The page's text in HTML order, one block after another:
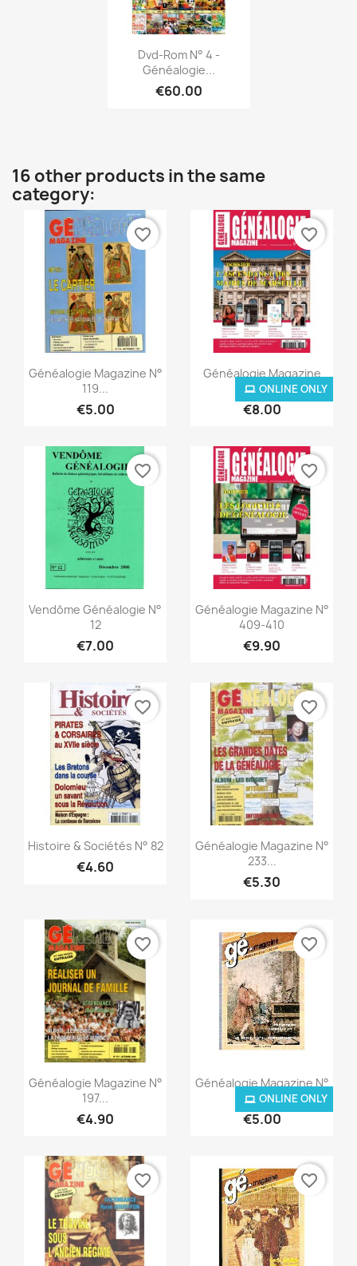
Quick view
Dvd-Rom N° 4 -
Généalogie...
€60.00
16 other products in the same
category:
Quick view
Généalogie Magazine N°
119...
€5.00
favorite_border
Quick view
Généalogie Magazine
N°...
€8.00
ONLINE ONLY
favorite_border
Quick view
Vendôme Généalogie N°
12
€7.00
favorite_border
Quick view
Généalogie Magazine N°
409-410
€9.90
favorite_border
 Quick view
Histoire & Sociétés N° 82
€4.60
favorite_border
Quick view
Généalogie Magazine N°
233...
€5.30
favorite_border
Quick view
Généalogie Magazine N°
197...
€4.90
favorite_border
Quick view
Généalogie Magazine N°
029...
€5.00
ONLINE ONLY
favorite_border
favorite_border favorite_border